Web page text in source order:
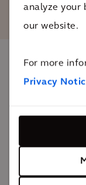
analyze your
our website.
For more
Privacy
影响
一个完全灵活
喜好。80Fen
26 个